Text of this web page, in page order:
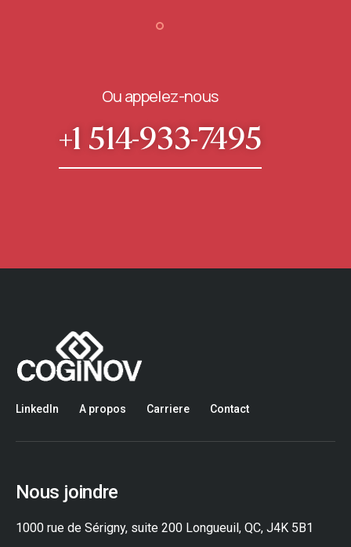
Ou appelez-nous
+1 514-933-7495
LinkedIn A propos Carriere Contact
Nous joindre
1000 rue de Sérigny, suite 200 Longueuil, QC, J4K 5B1